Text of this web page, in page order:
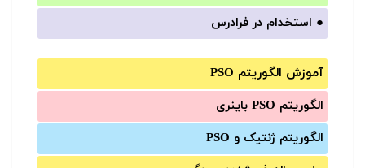
● استخدام در فرادرس
آموزش الگوریتم PSO
الگوریتم PSO باینری
الگوریتم ژنتیک و PSO